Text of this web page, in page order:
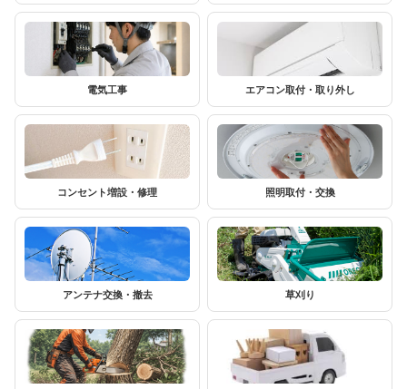
電気工事 エアコン取付・取り外し
コンセント増設・修理 照明取付・交換
アンテナ交換・撤去 草刈り